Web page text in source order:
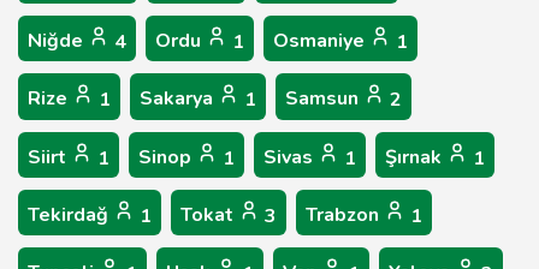
Niğde 4 Ordu 1 Osmaniye 1
Rize 1 Sakarya 1 Samsun 2
Siirt 1 Sinop 1 Sivas 1 Şırnak 1
Tekirdağ 1 Tokat 3 Trabzon 1